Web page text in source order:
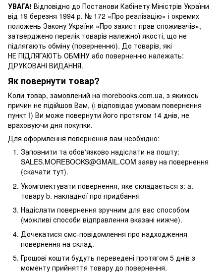
УВАГА! Відповідно до Постанови Кабінету Міністрів України
від 19 березня 1994 р. № 172 «Про реалізацію» і окремих
положень Закону України «Про захист прав споживачів»,
затверджено перелік товарів належної якості, що не
підлягають обміну (поверненню). До товарів, які
НЕ ПІДЛЯГАЮТЬ ОБМІНУ або поверненню належать:
ДРУКОВАНІ ВИДАННЯ.
Як повернути товар?
Коли товар, замовлений на morebooks.com.ua, з якихось
причин не підійшов Вам, (і відповідає умовам повернення
пункт I) Ви може повернути його протягом 14 днів, не
враховуючи дня покупки.
Для оформлення повернення вам необхідно:
Заповнити та обов'язково надіслати на пошту:
SALES.MOREBOOKS@GMAIL.COM заяву на повернення
(скачати тут).
Укомплектувати повернення, яке складається з: a.
товару b. накладної про придбання
Надіслати повернення зручним для вас способом
(можливі способи відправлення вказані нижче).
Дочекатися смс-повідомлення про надходження
повернення на склад.
Грошові кошти будуть переведені протягом 5 днів з
моменту прийняття товару до повернення.